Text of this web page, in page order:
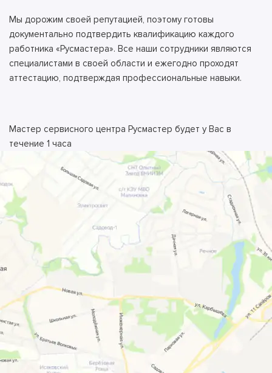
Мы дорожим своей репутацией, поэтому готовы
документально подтвердить квалификацию каждого
работника «Русмастера». Все наши сотрудники являются
специалистами в своей области и ежегодно проходят
аттестацию, подтверждая профессиональные навыки.
Мастер сервисного центра Русмастер будет у Вас в
течение 1 часа